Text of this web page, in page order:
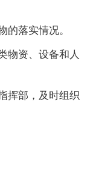
的落实情况。
物资、设备和人
挥部，及时组织